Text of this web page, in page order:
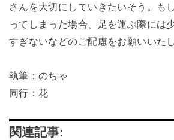
さんを大切にしていきたいそう。も
ってしまった場合、足を運ぶ際には
すぎないなどのご配慮をお願いいた
執筆：のちゃ
同行：花
関連記事: